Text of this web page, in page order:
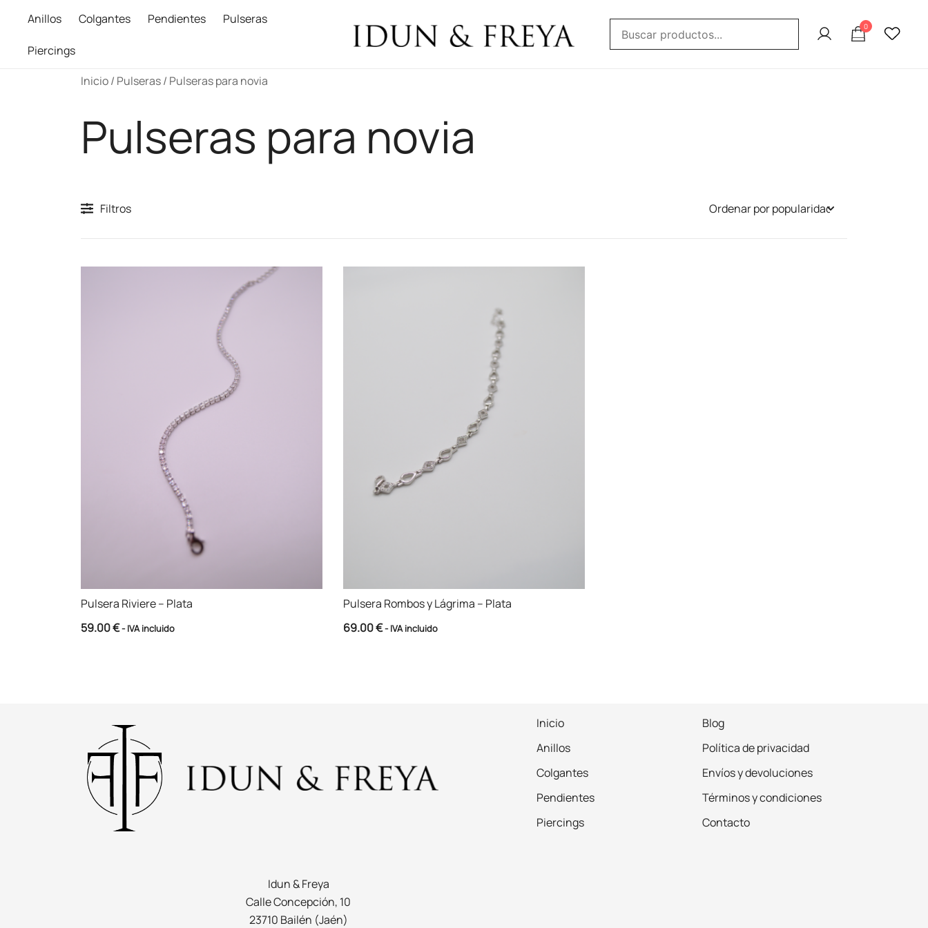
Anillos Colgantes Pendientes Pulseras
Piercings
Buscar: 0
Inicio/ Pulseras/ Pulseras para novia
Pulseras para novia
Filtros
Pulsera Riviere – Plata
59.00€- IVA incluido
Pulsera Rombos y Lágrima – Plata
69.00€- IVA incluido
Idun & Freya
Calle Concepción, 10
23710 Bailén (Jaén)
Inicio
Anillos
Colgantes
Pendientes
Piercings
Blog
Política de privacidad
Envíos y devoluciones
Términos y condiciones
Contacto